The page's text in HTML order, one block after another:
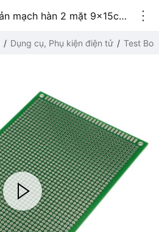
Test board hàn, Bản mạch hàn 2 mặt 9x15cm sợi thủy tinh
Dụng cụ, Phụ kiện điện tử Test